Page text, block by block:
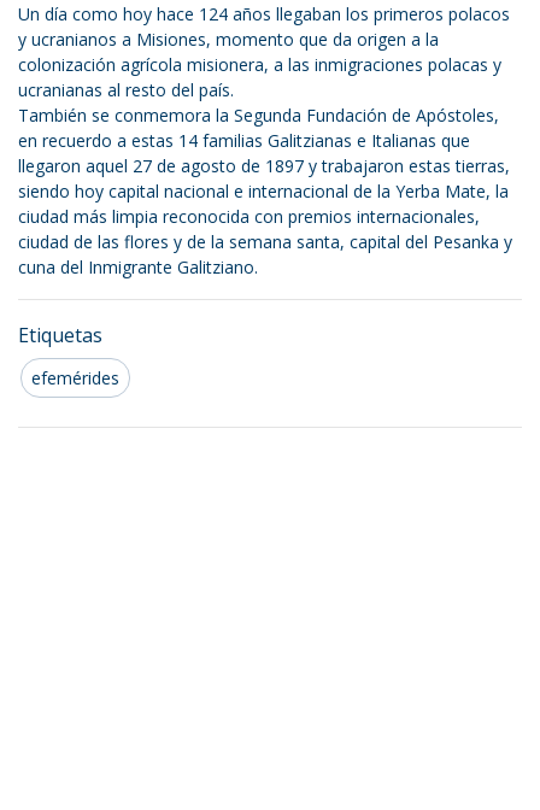
Un día como hoy hace 124 años llegaban los primeros polacos
y ucranianos a Misiones, momento que da origen a la
colonización agrícola misionera, a las inmigraciones polacas y
ucranianas al resto del país.
También se conmemora la Segunda Fundación de Apóstoles,
en recuerdo a estas 14 familias Galitzianas e Italianas que
llegaron aquel 27 de agosto de 1897 y trabajaron estas tierras,
siendo hoy capital nacional e internacional de la Yerba Mate, la
ciudad más limpia reconocida con premios internacionales,
ciudad de las flores y de la semana santa, capital del Pesanka y
cuna del Inmigrante Galitziano.
Etiquetas
efemérides